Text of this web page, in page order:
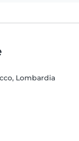
Lombardia